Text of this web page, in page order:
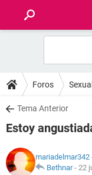
FOROS
SALUD
FAMILIA
NUTRICIÓN
Foros
Tema Anterior
Estoy
mariadelmar342
Bethnar- 22